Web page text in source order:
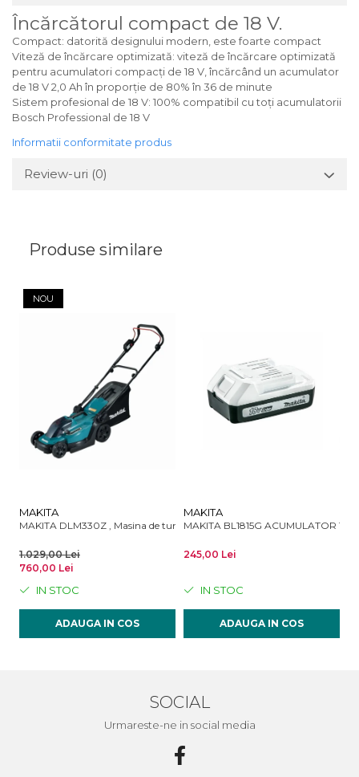
Încărcătorul compact de 18 V.
Compact: datorită designului modern, este foarte compact
Viteză de încărcare optimizată: viteză de încărcare optimizată
pentru acumulatori compacţi de 18 V, încărcând un acumulator
de 18 V 2,0 Ah în proporţie de 80% în 36 de minute
Sistem profesional de 18 V: 100% compatibil cu toţi acumulatorii
Bosch Professional de 18 V
Informatii conformitate produs
Review-uri (0)
Produse similare
NOU
MAKITA
MAKITA DLM330Z , Masina de tuns gazonul 33 cm- fara acumulator si
1.029,00 Lei
760,00 Lei
IN STOC
ADAUGA IN COS
MAKITA
MAKITA BL1815G ACUMULATOR 18V
245,00 Lei
IN STOC
ADAUGA IN COS
SOCIAL
Urmareste-ne in social media